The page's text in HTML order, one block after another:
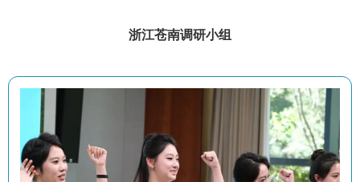
浙江苍南调研小组